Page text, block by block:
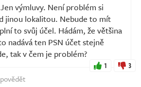
výmluvy. Není problém si
jinou lokalitou. Nebude to mít
to svůj účel. Hádám, že většina
nadává ten PSN účet stejně
tak v čem je problém?
1 3